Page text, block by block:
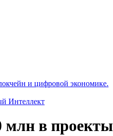
и цифровой экономике.
Интеллект
млн в